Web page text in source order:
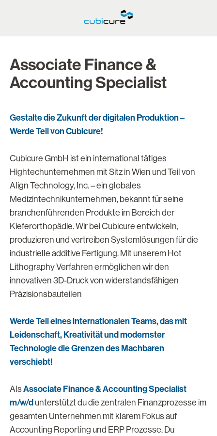
Associate Finance &
Accounting Specialist
Gestalte die Zukunft der digitalen Produktion –
Werde Teil von Cubicure!
Cubicure GmbH ist ein international tätiges
Hightechunternehmen mit Sitz in Wien und Teil von
Align Technology, Inc. – ein globales
Medizintechnikunternehmen, bekannt für seine
branchenführenden Produkte im Bereich der
Kieferorthopädie. Wir bei Cubicure entwickeln,
produzieren und vertreiben Systemlösungen für die
industrielle additive Fertigung. Mit unserem Hot
Lithography Verfahren ermöglichen wir den
innovativen 3D-Druck von widerstandsfähigen
Präzisionsbauteilen
Werde Teil eines internationalen Teams, das mit
Leidenschaft, Kreativität und modernster
Technologie die Grenzen des Machbaren
verschiebt!
Als Associate Finance & Accounting Specialist
m/w/d unterstützt du die zentralen Finanzprozesse im
gesamten Unternehmen mit klarem Fokus auf
Accounting Reporting und ERP Prozesse. Du